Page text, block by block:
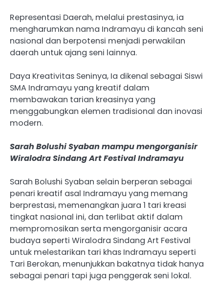
Representasi Daerah, melalui prestasinya, ia
mengharumkan nama Indramayu di kancah seni
nasional dan berpotensi menjadi perwakilan
daerah untuk ajang seni lainnya.
Daya Kreativitas Seninya, Ia dikenal sebagai Siswi
SMA Indramayu yang kreatif dalam
membawakan tarian kreasinya yang
menggabungkan elemen tradisional dan inovasi
modern.
Sarah Bolushi Syaban mampu mengorganisir
Wiralodra Sindang Art Festival Indramayu
Sarah Bolushi Syaban selain berperan sebagai
penari kreatif asal Indramayu yang memang
berprestasi, memenangkan juara 1 tari kreasi
tingkat nasional ini, dan terlibat aktif dalam
mempromosikan serta mengorganisir acara
budaya seperti Wiralodra Sindang Art Festival
untuk melestarikan tari khas Indramayu seperti
Tari Berokan, menunjukkan bakatnya tidak hanya
sebagai penari tapi juga penggerak seni lokal.